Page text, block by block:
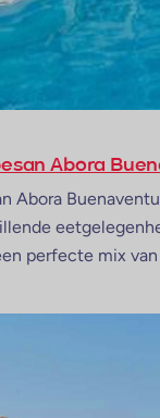
Abora
Abora
perfecte mix